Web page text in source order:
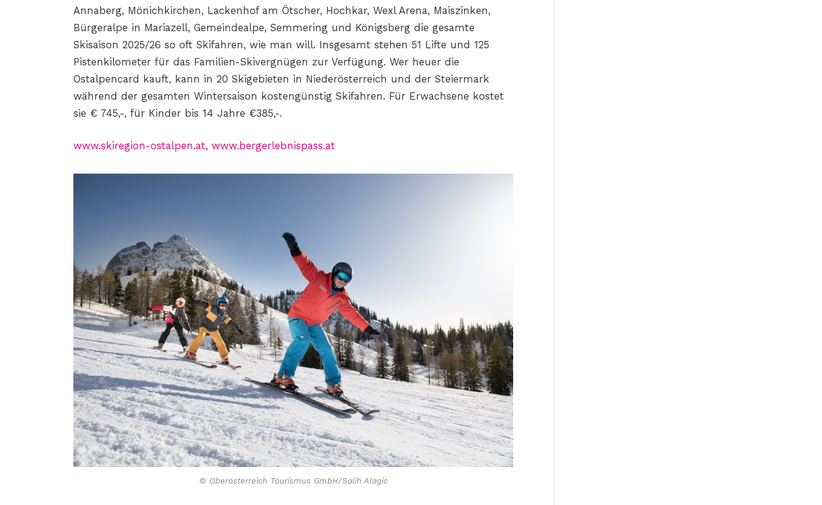
Annaberg, Mönichkirchen, Lackenhof am Ötscher, Hochkar, Wexl Arena, Maiszinken,
Bürgeralpe in Mariazell, Gemeindealpe, Semmering und Königsberg die gesamte
Skisaison 2025/26 so oft Skifahren, wie man will. Insgesamt stehen 51 Lifte und 125
Pistenkilometer für das Familien-Skivergnügen zur Verfügung. Wer heuer die
Ostalpencard kauft, kann in 20 Skigebieten in Niederösterreich und der Steiermark
während der gesamten Wintersaison kostengünstig Skifahren. Für Erwachsene kostet
sie € 745,-, für Kinder bis 14 Jahre €385,-.
www.skiregion-ostalpen.at, www.bergerlebnispass.at
© Oberösterreich Tourismus GmbH/Salih Alagic